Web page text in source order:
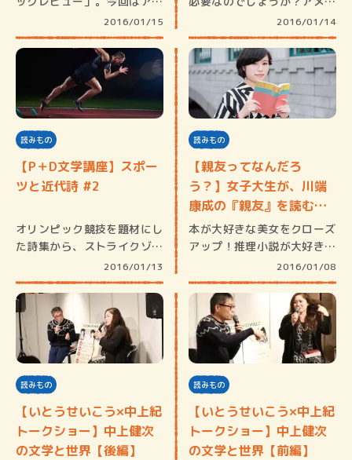
2016/01/15 2016/01/14
読みもの
【P＋D文学講座】スポー
ツと近代詩 #2
オリンピック競技を題材にし
た詩集から、ストライクゾー
2016/01/13
読みもの
【親友ってなんだろ
う？】女子大生が、川端
康成の『親友』を読む。
｜文芸女…
本が大好きな美女をクローズ
アップ！推理小説が大好きだ
2016/01/08
読みもの
【いとうせいこう×中上紀
トークショー】中上健次
の文学と世界【後編】
読みもの
【いとうせいこう×中上紀
トークショー】中上健次
の文学と世界【前編】